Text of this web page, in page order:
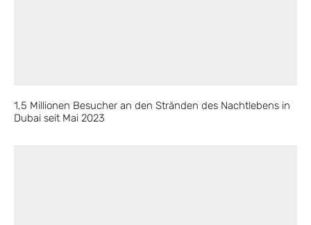
1,5 Millionen Besucher an den Stränden des Nachtlebens in
Dubai seit Mai 2023